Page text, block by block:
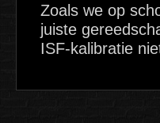
Zoals we op
juiste
ISF-kalibratie